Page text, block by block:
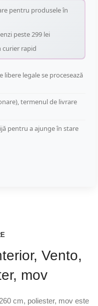
pentru produsele în
peste 299 lei
curier rapid
libere legale se procesează
termenul de livrare
pentru a ajunge în stare
Vento,
mov
cm, poliester, mov este